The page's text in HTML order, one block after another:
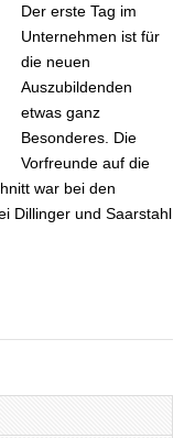
Der erste Tag im
Unternehmen ist für
die neuen
Auszubildenden
etwas ganz
Besonderes. Die
Vorfreunde auf die
war bei den
Dillinger und Saarstahl